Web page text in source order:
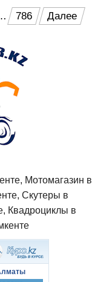
gr
.R
u
er п
р
786 Далее
Мотомагазин в
Скутеры в
Квадроциклы в